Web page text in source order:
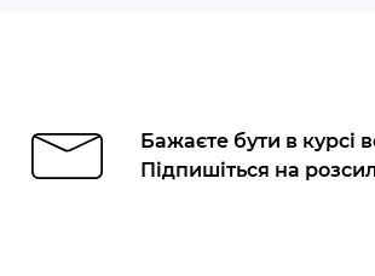
Бажаєте бути в курсі
Підпишіться на